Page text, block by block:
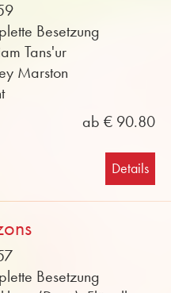
Besetzung
Tans'ur
Marston
ab € 90.80
Details
Besetzung